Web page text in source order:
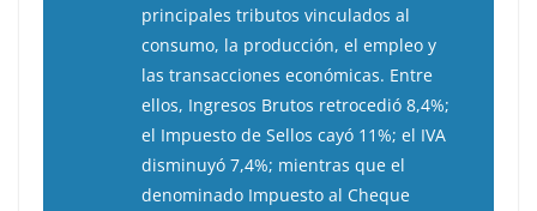
principales tributos vinculados al
consumo, la producción, el empleo y
las transacciones económicas. Entre
ellos, Ingresos Brutos retrocedió 8,4%;
el Impuesto de Sellos cayó 11%; el IVA
disminuyó 7,4%; mientras que el
denominado Impuesto al Cheque